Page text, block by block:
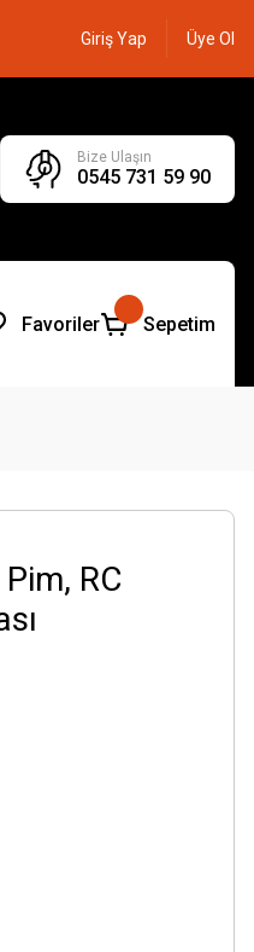
Giriş Yap Üye Ol
Bize Ulaşın
0545 731 59 90
Favoriler Sepetim
RC